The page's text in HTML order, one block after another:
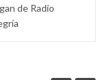
de Radio